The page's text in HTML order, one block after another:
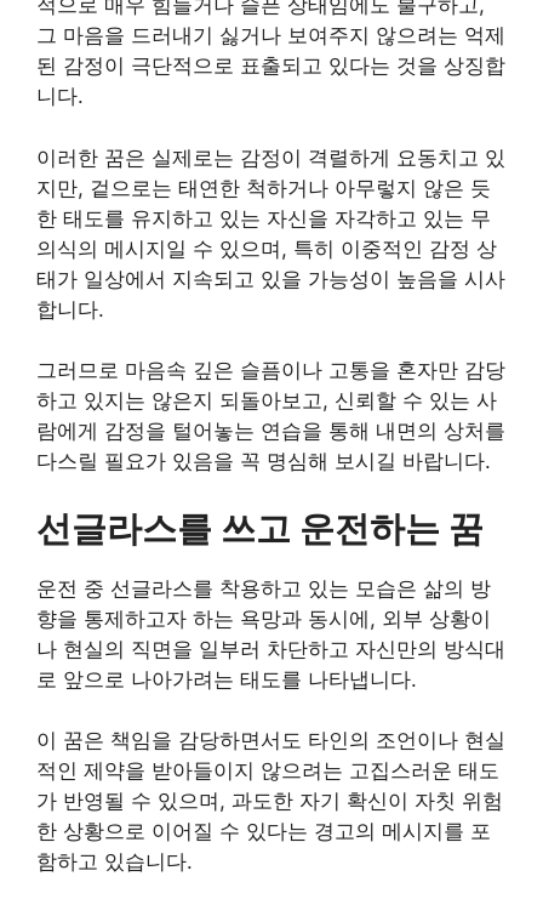
적으로 매우 힘들거나 슬픈 상태임에도 불구하고,
그 마음을 드러내기 싫거나 보여주지 않으려는 억제
된 감정이 극단적으로 표출되고 있다는 것을 상징합
니다.
이러한 꿈은 실제로는 감정이 격렬하게 요동치고 있
지만, 겉으로는 태연한 척하거나 아무렇지 않은 듯
한 태도를 유지하고 있는 자신을 자각하고 있는 무
의식의 메시지일 수 있으며, 특히 이중적인 감정 상
태가 일상에서 지속되고 있을 가능성이 높음을 시사
합니다.
그러므로 마음속 깊은 슬픔이나 고통을 혼자만 감당
하고 있지는 않은지 되돌아보고, 신뢰할 수 있는 사
람에게 감정을 털어놓는 연습을 통해 내면의 상처를
다스릴 필요가 있음을 꼭 명심해 보시길 바랍니다.
선글라스를 쓰고 운전하는 꿈
운전 중 선글라스를 착용하고 있는 모습은 삶의 방
향을 통제하고자 하는 욕망과 동시에, 외부 상황이
나 현실의 직면을 일부러 차단하고 자신만의 방식대
로 앞으로 나아가려는 태도를 나타냅니다.
이 꿈은 책임을 감당하면서도 타인의 조언이나 현실
적인 제약을 받아들이지 않으려는 고집스러운 태도
가 반영될 수 있으며, 과도한 자기 확신이 자칫 위험
한 상황으로 이어질 수 있다는 경고의 메시지를 포
함하고 있습니다.